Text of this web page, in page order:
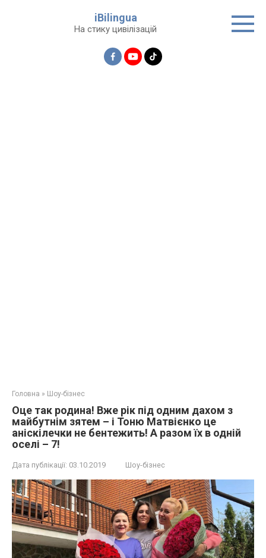
iBilingua
На стику цивілізацій
Головна » Шоу-бізнес
Оце так родина! Вже рік під одним дахом з
майбутнім зятем – і Тоню Матвієнко це
аніскілечки не бентежить! А разом їх в одній
оселі – 7!
Дата публікації: 03.10.2019 Шоу-бізнес